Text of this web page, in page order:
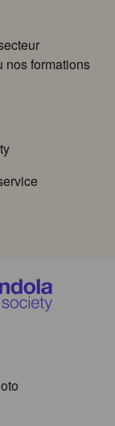
nos formations